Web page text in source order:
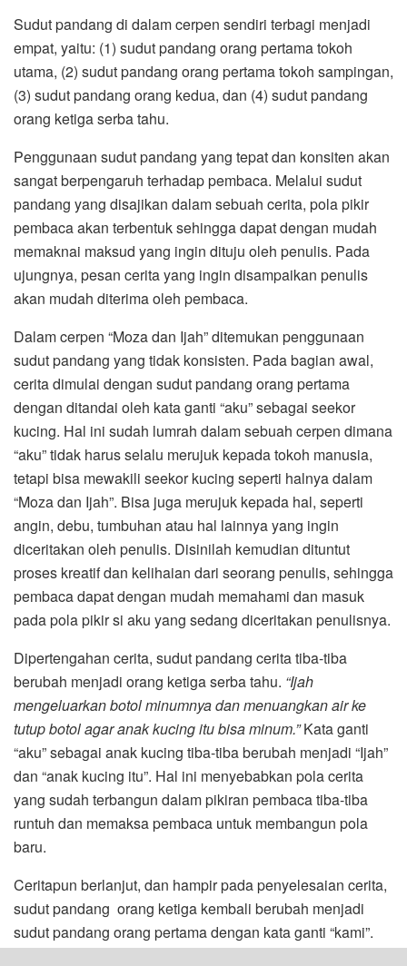
Sudut pandang di dalam cerpen sendiri terbagi menjadi
empat, yaitu: (1) sudut pandang orang pertama tokoh
utama, (2) sudut pandang orang pertama tokoh sampingan,
(3) sudut pandang orang kedua, dan (4) sudut pandang
orang ketiga serba tahu.
Penggunaan sudut pandang yang tepat dan konsiten akan
sangat berpengaruh terhadap pembaca. Melalui sudut
pandang yang disajikan dalam sebuah cerita, pola pikir
pembaca akan terbentuk sehingga dapat dengan mudah
memaknai maksud yang ingin dituju oleh penulis. Pada
ujungnya, pesan cerita yang ingin disampaikan penulis
akan mudah diterima oleh pembaca.
Dalam cerpen “Moza dan Ijah” ditemukan penggunaan
sudut pandang yang tidak konsisten. Pada bagian awal,
cerita dimulai dengan sudut pandang orang pertama
dengan ditandai oleh kata ganti “aku” sebagai seekor
kucing. Hal ini sudah lumrah dalam sebuah cerpen dimana
“aku” tidak harus selalu merujuk kepada tokoh manusia,
tetapi bisa mewakili seekor kucing seperti halnya dalam
“Moza dan Ijah”. Bisa juga merujuk kepada hal, seperti
angin, debu, tumbuhan atau hal lainnya yang ingin
diceritakan oleh penulis. Disinilah kemudian dituntut
proses kreatif dan kelihaian dari seorang penulis, sehingga
pembaca dapat dengan mudah memahami dan masuk
pada pola pikir si aku yang sedang diceritakan penulisnya.
Dipertengahan cerita, sudut pandang cerita tiba-tiba
berubah menjadi orang ketiga serba tahu. “Ijah
mengeluarkan botol minumnya dan menuangkan air ke
tutup botol agar anak kucing itu bisa minum.”Kata ganti
“aku” sebagai anak kucing tiba-tiba berubah menjadi “Ijah”
dan “anak kucing itu”. Hal ini menyebabkan pola cerita
yang sudah terbangun dalam pikiran pembaca tiba-tiba
runtuh dan memaksa pembaca untuk membangun pola
baru.
Ceritapun berlanjut, dan hampir pada penyelesaian cerita,
sudut pandang orang ketiga kembali berubah menjadi
sudut pandang orang pertama dengan kata ganti “kami”.